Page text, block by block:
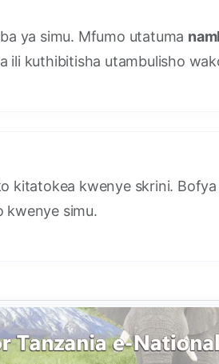
ya simu. Mfumo utatuma
ili kuthibitisha utambulisho
kitatokea kwenye skrini.
kwenye simu.